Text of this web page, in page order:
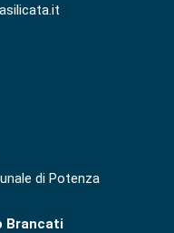
di Potenza
Brancati